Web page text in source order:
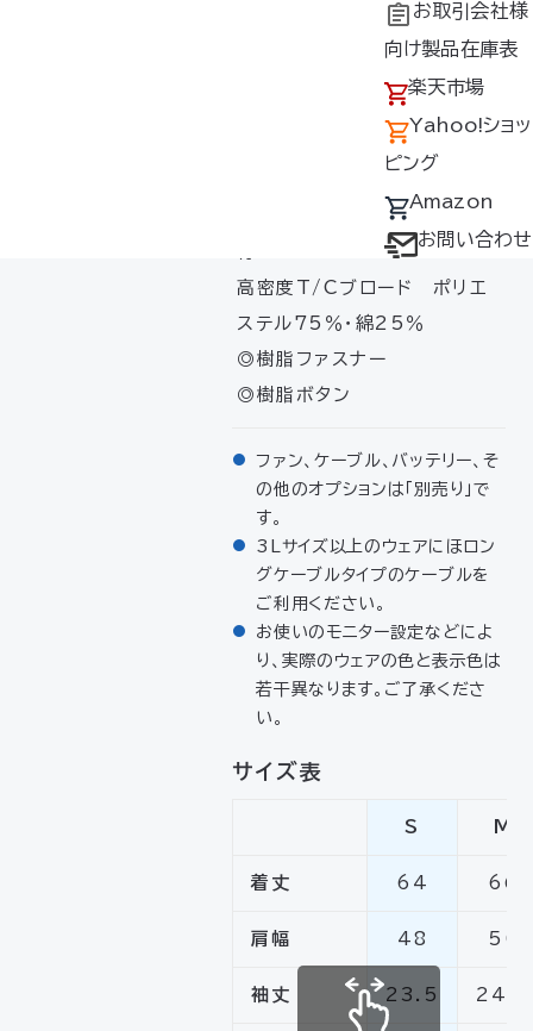
ョン
会社概要
会社沿革
アクセス
採用情報
よくあるご質問
不要なバッテリー
の回収について
デバイス・ファン
オプション対応表
取扱説明書ダウ
ンロードサービス
ユーザー登録
購入方法
お取引会社様
向け製品在庫表
楽天市場
Yahoo!ショッ
ピング
Amazon
お問い合わせ
▸ソフトな風合いの帯電防止素
高密度T/Cブロード ポリエ
ステル75％・綿25％
◎樹脂ファスナー
◎樹脂ボタン
ファン、ケーブル、バッテリー、そ
の他のオプションは「別売り」で
す。
3Lサイズ以上のウェアにほロン
グケーブルタイプのケーブルを
ご利用ください。
お使いのモニター設定などによ
り、実際のウェアの色と表示色は
若干異なります。ご了承くださ
い。
サイズ表
S M
着丈 64 66
肩幅 48 50
袖丈 23.5 24.5